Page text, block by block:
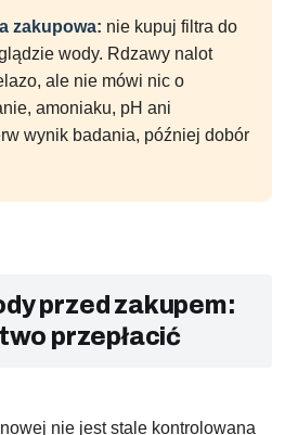
zakupowa: nie kupuj filtra do
wody. Rdzawy nalot
ale nie mówi nic o
amoniaku, pH ani
wynik badania, później dobór
przed zakupem:
przepłacić
nie jest stale kontrolowana